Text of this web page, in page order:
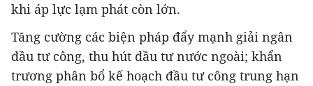
khi áp lực lạm phát còn lớn.
Tăng cường các biện pháp đẩy mạnh giải ngân
đầu tư công, thu hút đầu tư nước ngoài; khẩn
trương phân bổ kế hoạch đầu tư công trung hạn